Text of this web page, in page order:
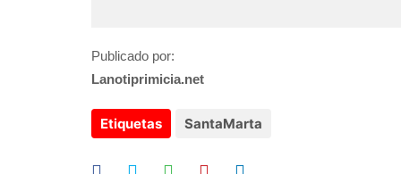
Publicado por:
Lanotiprimicia.net
Etiquetas SantaMarta